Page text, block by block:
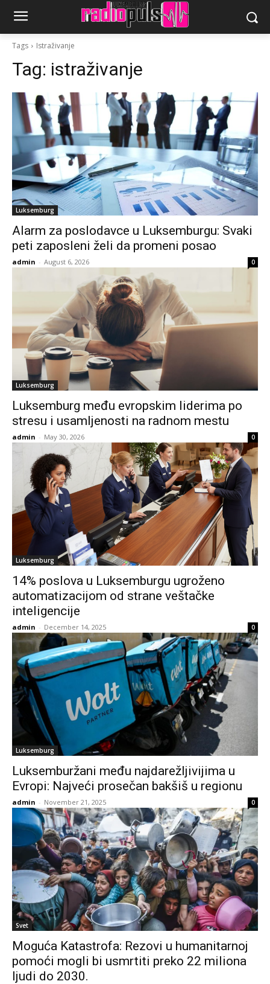
Tags Istraživanje
Tag: istraživanje
Luksemburg
Alarm za poslodavce u Luksemburgu: Svaki
peti zaposleni želi da promeni posao
admin - August 6, 2026 0
Luksemburg
Luksemburg među evropskim liderima po
stresu i usamljenosti na radnom mestu
admin - May 30, 2026 0
Luksemburg
14% poslova u Luksemburgu ugroženo
automatizacijom od strane veštačke
inteligencije
admin - December 14, 2025 0
Luksemburg
Luksemburžani među najdarežljivijima u
Evropi: Najveći prosečan bakšiš u regionu
admin - November 21, 2025 0
Svet
Moguća Katastrofa: Rezovi u humanitarnoj
pomoći mogli bi usmrtiti preko 22 miliona
ljudi do 2030.